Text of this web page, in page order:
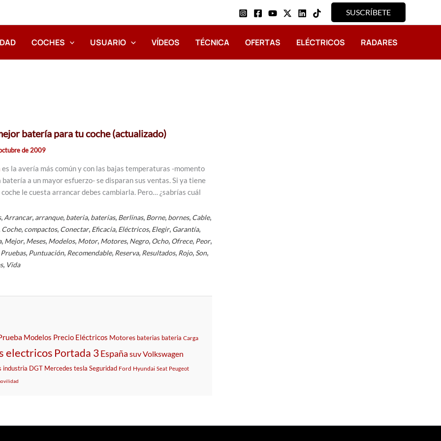
SUSCRÍBETE
COCHES USUARIO VÍDEOS TÉCNICA OFERTAS ELÉCTRICOS RADARES
batería para tu coche (actualizado)
de 2009
es la avería más común y con las bajas temperaturas -momento
batería a un mayor esfuerzo- se disparan sus ventas. Si ya tiene
coche le cuesta arrancar debes cambiarla. Pero… ¿sabrías cuál
, Arrancar, arranque, bateria, baterias, Berlinas, Borne, bornes, Cable,
Coche, compactos, Conectar, Eficacia, Eléctricos, Elegir, Garantía,
, Mejor, Meses, Modelos, Motor, Motores, Negro, Ocho, Ofrece, Peor,
Pruebas, Puntuación, Recomendable, Reserva, Resultados, Rojo, Son,
, Vida
Modelos Precio Eléctricos Motores baterias bateria Carga
electricos Portada 3España suvVolkswagen
industria DGT Mercedes tesla Seguridad Ford Hyundai Seat Peugeot